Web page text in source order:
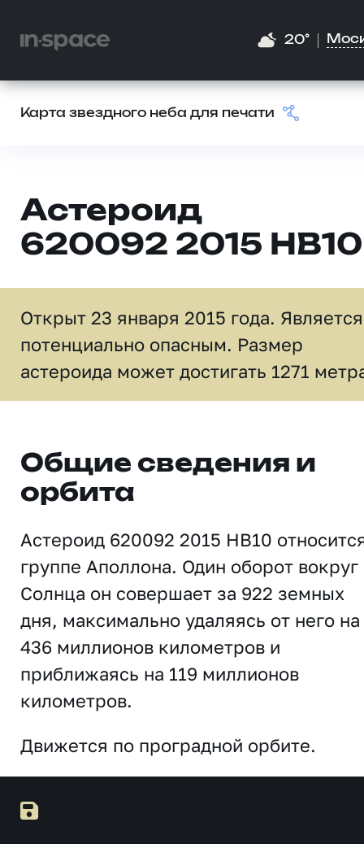
20°
Карта звездного неба для печати
Астероид
620092 2015 HB10
Открыт 23 января 2015 года. Является
потенциально опасным. Размер
астероида может достигать 1271
Общие сведения и
орбита
Астероид 620092 2015 HB10
группе Аполлона. Один оборот вокруг
Солнца он совершает за 922 земных
дня, максимально удаляясь от него на
436 миллионов километров и
приближаясь на 119 миллионов
километров.
Движется по проградной орбите.